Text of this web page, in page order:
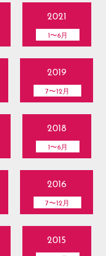
2021
1〜6月
2019
7〜12月
2018
1〜6月
2016
7〜12月
2015